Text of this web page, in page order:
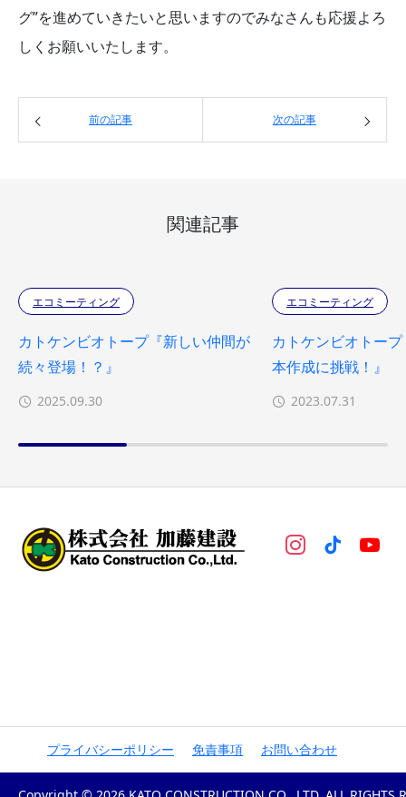
グ”を進めていきたいと思いますのでみなさんも応援よろ
しくお願いいたします。
前の記事 次の記事
関連記事
エコミーティング
カトケンビオトープ『新しい仲間が
続々登場！？』
2025.09.30
エコミーティング
カトケンビオトー
本作成に挑戦！』
2023.07.31
プライバシーポリシー 免責事項 お問い合わせ